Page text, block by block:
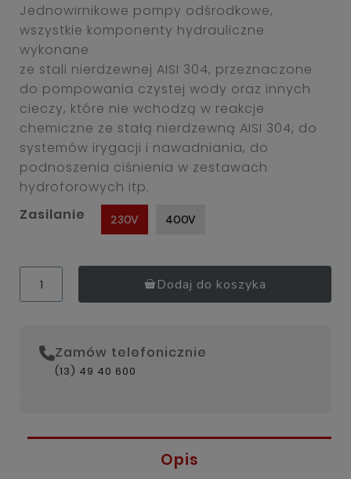
Jednowirnikowe pompy odśrodkowe,
wszystkie komponenty hydrauliczne
wykonane
ze stali nierdzewnej AISI 304, przeznaczone
do pompowania czystej wody oraz innych
cieczy, które nie wchodzą w reakcje
chemiczne ze stałą nierdzewną AISI 304, do
systemów irygacji i nawadniania, do
podnoszenia ciśnienia w zestawach
hydroforowych itp.
Zasilanie
230V 400V
Dodaj do koszyka
Zamów telefonicznie
(13) 49 40 600
Opis